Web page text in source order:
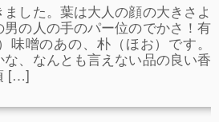
した。葉は大人の顔の大きさよ
の人の手のパー位のでかさ！有
味噌のあの、朴（ほお）です。
、なんとも言えない品の良い香
[…]